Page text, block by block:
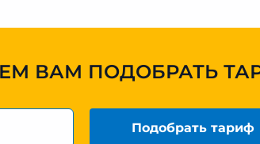
ВАМ ПОДОБРАТЬ
Подобрать тариф